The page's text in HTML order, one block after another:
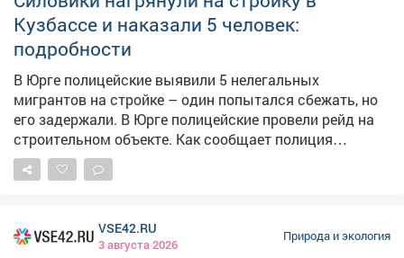
Кузбассе и наказали 5 человек:
подробности
В Юрге полицейские выявили 5 нелегальных
мигрантов на стройке – один попытался сбежать, но
его задержали. В Юрге полицейские провели рейд на
строительном объекте. Как сообщает полиция
Кузбасса, при проверке документов выяснилось, что 5
иностранцев работают нелегально. На них составили
попытался скрыться, но его задержали. За
VSE42.RU
3 августа 2026
Природа и экология